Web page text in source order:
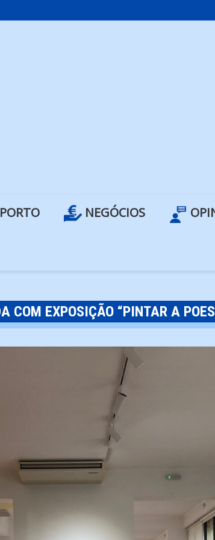
NEGÓCIOS
COM EXPOSIÇÃO “PINTAR A